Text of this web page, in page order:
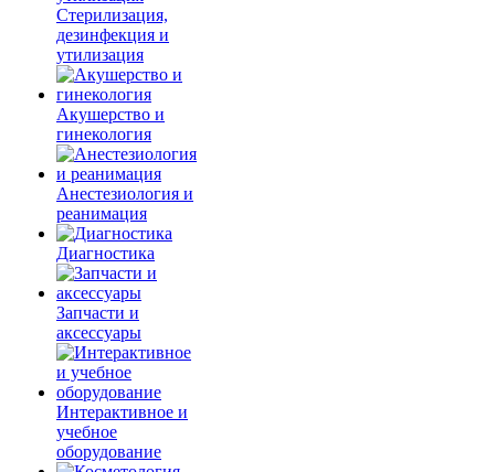
Стерилизация,
дезинфекция и
утилизация
Акушерство и
гинекология
Анестезиология и
реанимация
Диагностика
Запчасти и
аксессуары
Интерактивное и
учебное
оборудование